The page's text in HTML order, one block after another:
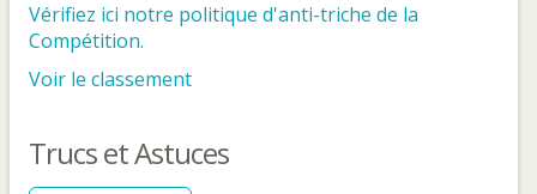
Vérifiez ici notre politique d'anti-triche de la
Compétition.
Voir le classement
Trucs et Astuces